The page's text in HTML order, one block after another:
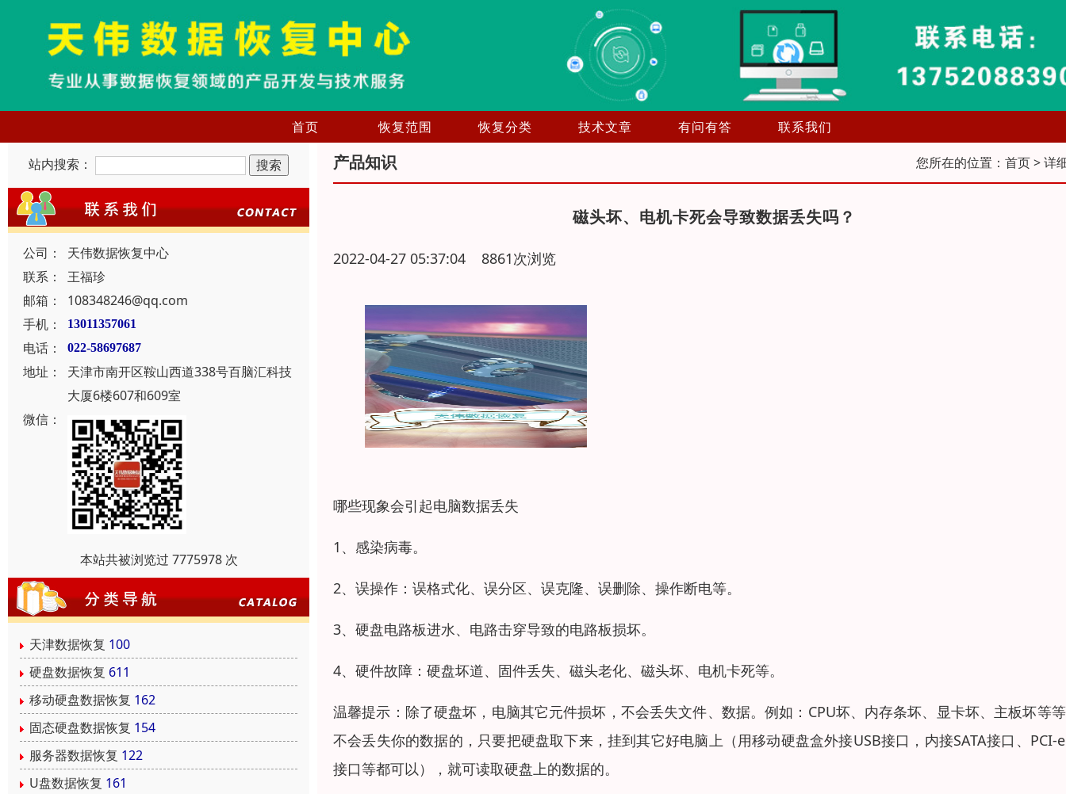
首页 恢复范围 恢复分类 技术文章 有问有答 联系我们
站内搜索：
公司：
天伟数据恢复中心
联系：
王福珍
邮箱：
108348246@qq.com
手机：
13011357061
电话： 022-58697687
地址：
天津市南开区鞍山西道338号百脑汇科技
大厦6楼607和609室
微信：
本站共被浏览过 7775978 次
天津数据恢复 100
硬盘数据恢复 611
移动硬盘数据恢复 162
固态硬盘数据恢复 154
服务器数据恢复 122
U盘数据恢复 161
产品知识 您所在的位置： 首页> 详
磁头坏、电机卡死会导致数据丢失吗？
2022-04-27 05:37:04 8861次浏览
哪些现象会引起电脑数据丢失
1、感染病毒。
2、误操作：误格式化、误分区、误克隆、误删除、操作断电等。
3、硬盘电路板进水、电路击穿导致的电路板损坏。
4、硬件故障：硬盘坏道、固件丢失、磁头老化、磁头坏、电机卡死等。
温馨提示：除了硬盘坏，电脑其它元件损坏，不会丢失文件、数据。例如：CPU坏、内存条坏、显卡坏、主板坏等
不会丢失你的数据的，只要把硬盘取下来，挂到其它好电脑上（用移动硬盘盒外接USB接口，内接SATA接口、PCI-
接口等都可以），就可读取硬盘上的数据的。